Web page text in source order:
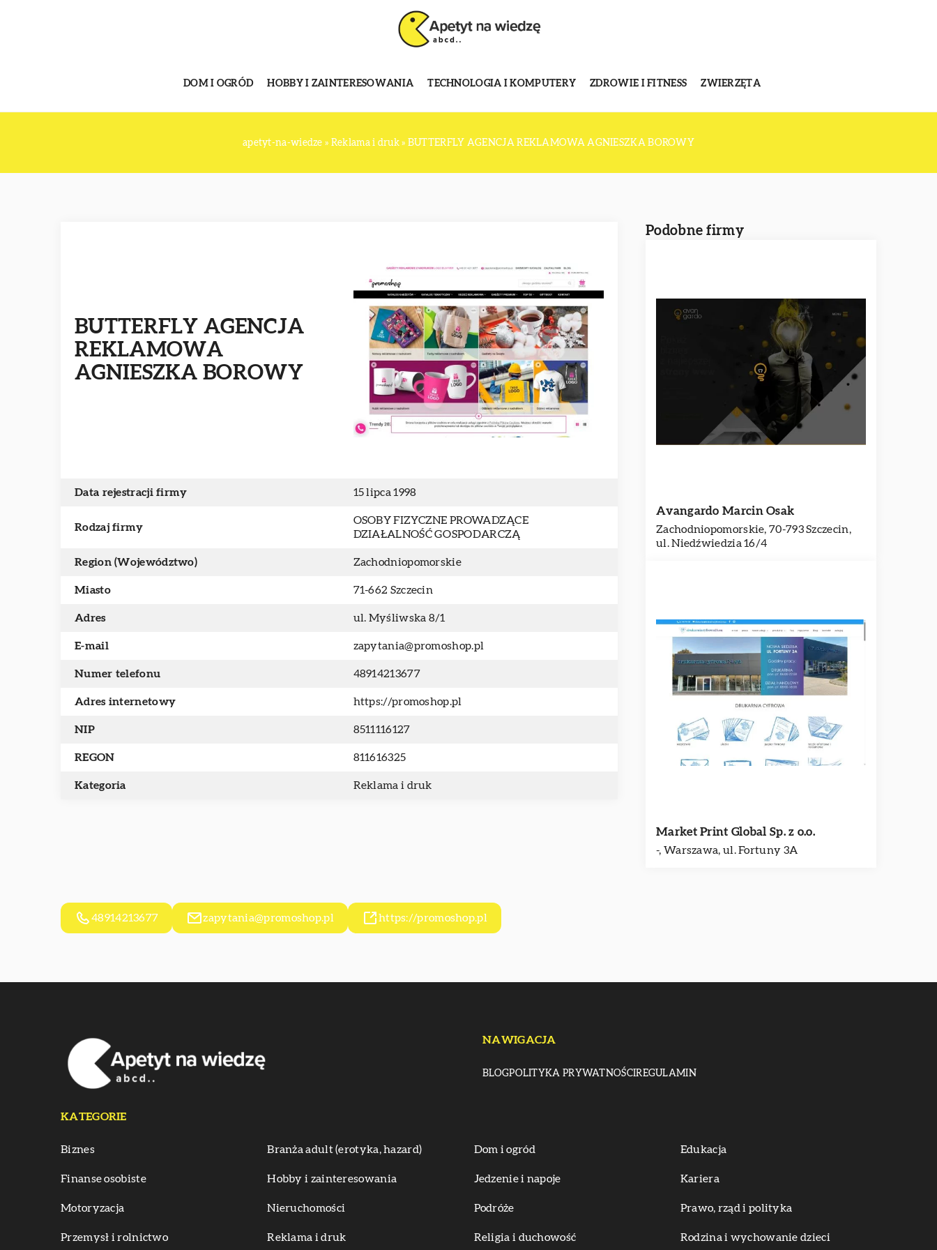
DOM I OGRÓD HOBBY I ZAINTERESOWANIA TECHNOLOGIA I KOMPUTERY ZDROWIE I FITNESS ZWIERZĘTA
apetyt-na-wiedze » Reklama i druk» BUTTERFLY AGENCJA REKLAMOWA AGNIESZKA BOROWY
BUTTERFLY AGENCJA
REKLAMOWA
AGNIESZKA BOROWY
Data rejestracji firmy 15 lipca 1998
Rodzaj firmy
OSOBY FIZYCZNE PROWADZĄCE
DZIAŁALNOŚĆ GOSPODARCZĄ
Region (Województwo) Zachodniopomorskie
Miasto 71-662 Szczecin
Adres ul. Myśliwska 8/1
E-mail zapytania@promoshop.pl
Numer telefonu 48914213677
Adres internetowy https://promoshop.pl
NIP 8511116127
REGON 811616325
Kategoria Reklama i druk
Podobne firmy
Avangardo Marcin Osak
Zachodniopomorskie, 70-793 Szczecin,
ul. Niedźwiedzia 16/4
Market Print Global Sp. z o.o.
-, Warszawa, ul. Fortuny 3A
48914213677 zapytania@promoshop.pl https://promoshop.pl
NAWIGACJA
BLOGPOLITYKA PRYWATNOŚCIREGULAMIN
KATEGORIE
Biznes Branża adult (erotyka, hazard) Dom i ogród Edukacja
Finanse osobiste Hobby i zainteresowania Jedzenie i napoje Kariera
Motoryzacja Nieruchomości Podróże Prawo, rząd i polityka
Przemysł i rolnictwo Reklama i druk Religia i duchowość Rodzina i wychowanie dzieci